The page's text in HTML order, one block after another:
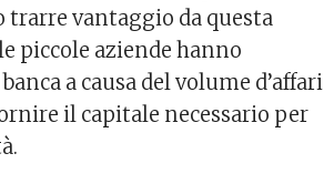
trarre vantaggio da questa
piccole aziende hanno
a causa del volume d’affari
il capitale necessario per